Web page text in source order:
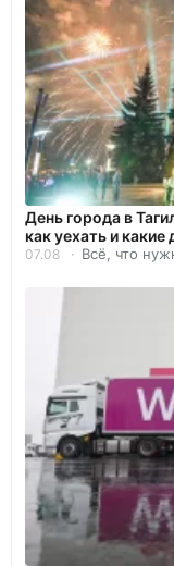
День города в
как уехать и
07.08 Всё, что